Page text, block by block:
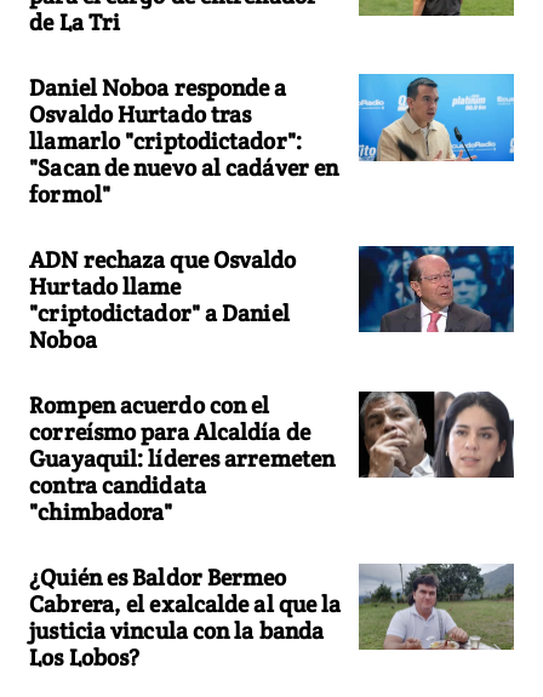
de La Tri
Daniel Noboa responde a
Osvaldo Hurtado tras
llamarlo "criptodictador":
"Sacan de nuevo al cadáver en
formol"
ADN rechaza que Osvaldo
Hurtado llame
"criptodictador" a Daniel
Noboa
Rompen acuerdo con el
correísmo para Alcaldía de
Guayaquil: líderes arremeten
contra candidata
"chimbadora"
¿Quién es Baldor Bermeo
Cabrera, el exalcalde al que la
justicia vincula con la banda
Los Lobos?